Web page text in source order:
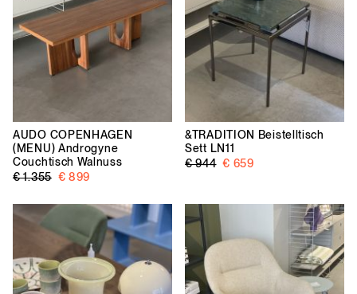
AUDO COPENHAGEN
(MENU) Androgyne
Couchtisch Walnuss
€ 1.355 € 899
&TRADITION Beistelltisch
Sett LN11
€ 944 € 659